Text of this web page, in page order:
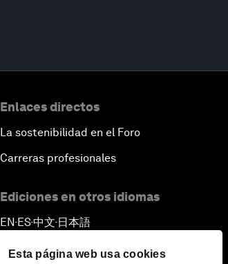
Esta página web usa cookies
Enlaces directos
La sostenibilidad en el Foro
Carreras profesionales
Ediciones en otros idiomas
EN ▪ES▪中文▪ 日本語